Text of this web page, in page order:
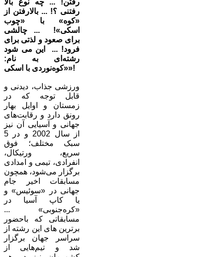
رفتنی ؟! ... بالارفتن از
«کوه» با «چوب
اسکی»! ... چالشی
برای صعود و لذتی برای
فرود! ... این می ‌شود
رشته‌ای به نام:
«کوه‌نوردی با اسکی»!
ورزشی جذاب، دیدنی و
قابل توجه که در
زمستان و اوایل بهار
رونق دارد و رقابت‌های
جهانی و آسیایی آن نیز
از سال 2002 و در 5
سبک مختلف؛ فوق
سریع، ورتیکال،
انفرادی، تیمی و امدادی
برگزار می‌شود، همچون
مسابقات اخیر جام
جهانی در «سوئیس» و
یا کاپ آسیا در
«کره‌جنوبی» ...
مسابقاتی که باحضور
برترین های این رشته از
سراسر جهان برگزار
شد و تیم‌هایی از